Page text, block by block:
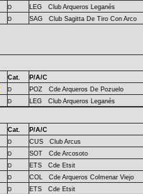
D LEG Club Arqueros Leganés
D SAG Club Sagitta De Tiro Con Arco
Cat. P/A/C
D POZ Cde Arqueros De Pozuelo
D LEG Club Arqueros Leganés
Cat. P/A/C
D CUS Club Arcus
D SOT Cde Arcosoto
D ETS Cde Etsit
D COL Cde Arqueros Colmenar Viejo
D ETS Cde Etsit